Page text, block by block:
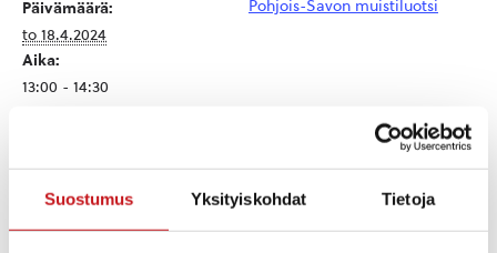
Suostumus Yksityiskohdat Tietoja
Päivämäärä:
to 18.4.2024
Aika:
13:00 - 14:30
Tapahtumaluokka:
Hyvinvointi
Pohjois-Savon muistiluotsi